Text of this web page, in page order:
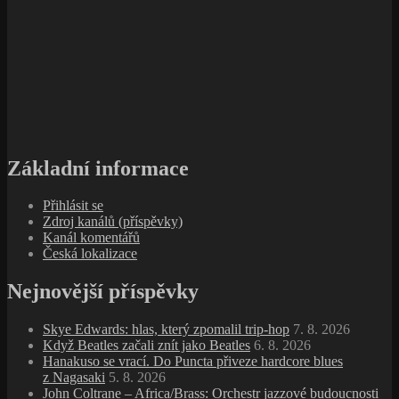
Základní informace
Přihlásit se
Zdroj kanálů (příspěvky)
Kanál komentářů
Česká lokalizace
Nejnovější příspěvky
Skye Edwards: hlas, který zpomalil trip‑hop 7. 8. 2026
Když Beatles začali znít jako Beatles 6. 8. 2026
Hanakuso se vrací. Do Puncta přiveze hardcore blues
z Nagasaki 5. 8. 2026
John Coltrane – Africa/Brass: Orchestr jazzové budoucnosti